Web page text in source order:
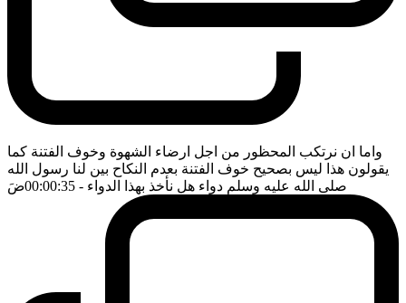
واما ان نرتكب المحظور من اجل ارضاء الشهوة وخوف الفتنة كما
يقولون هذا ليس بصحيح خوف الفتنة بعدم النكاح بين لنا رسول الله
صلى الله عليه وسلم دواء هل نأخذ بهذا الدواء - 00:00:35 ضَ